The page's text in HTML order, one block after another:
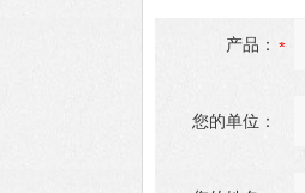
产品：
您的单位：